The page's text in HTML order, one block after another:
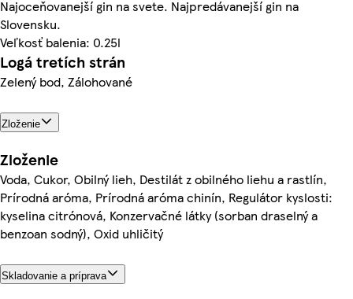
Najoceňovanejší gin na svete. Najpredávanejší gin na
Slovensku.
Veľkosť balenia: 0.25l
Logá tretích strán
Zelený bod, Zálohované
Zloženie
Zloženie
Voda, Cukor, Obilný lieh, Destilát z obilného liehu a rastlín,
Prírodná aróma, Prírodná aróma chinín, Regulátor kyslosti:
kyselina citrónová, Konzervačné látky (sorban draselný a
benzoan sodný), Oxid uhličitý
Skladovanie a príprava